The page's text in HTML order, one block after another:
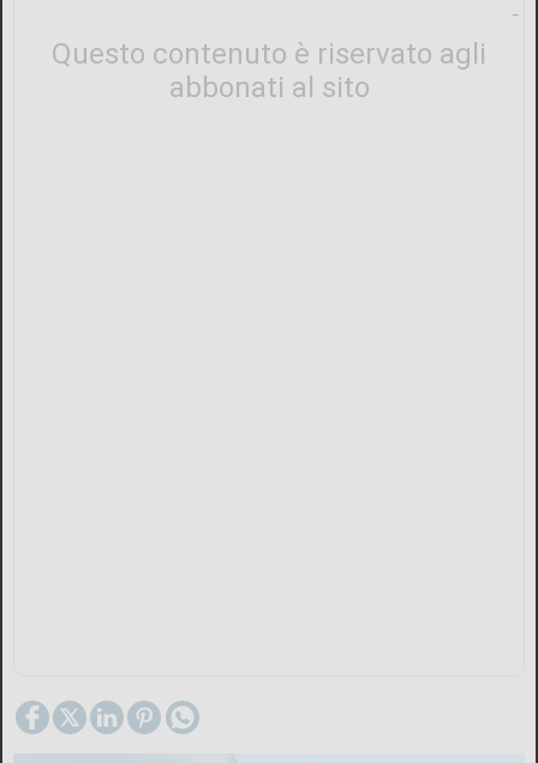
Questo contenuto è riservato agli
abbonati al sito